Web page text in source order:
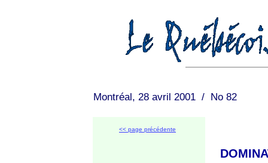
Montréal, 28 avril 2001 / No 82
<< page précédente